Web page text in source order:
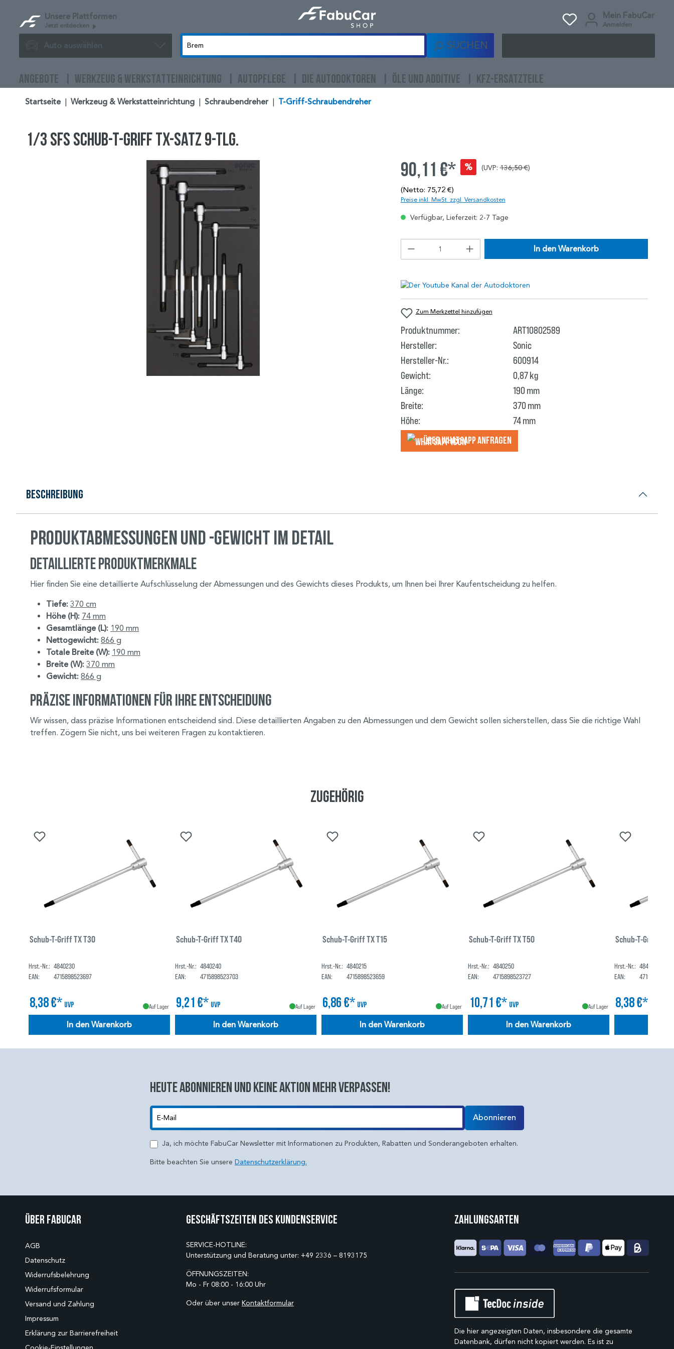
Unsere Plattformen
Jetzt entdecken
Mein FabuCar
Anmelden
Auto auswählen SUCHEN
ANGEBOTE WERKZEUG & WERKSTATTEINRICHTUNG AUTOPFLEGE DIE AUTODOKTOREN ÖLE UND ADDITIVE KFZ-ERSATZTEILE
Startseite Werkzeug & Werkstatteinrichtung Schraubendreher T-Griff-Schraubendreher
1/3 SFS Schub-T-Griff TX-Satz 9-tlg.
90,11 €* % (UVP:136,50 €)
(Netto: 75,72 €)
Preise inkl. MwSt. zzgl. Versandkosten
Verfügbar, Lieferzeit: 2-7 Tage
In den Warenkorb
Zum Merkzettel hinzufügen
Produktnummer:
ART10802589
Hersteller:
Sonic
Hersteller-Nr.:
600914
Gewicht:
0,87 kg
Länge:
190 mm
Breite:
370 mm
Höhe:
74 mm
Über WhatsApp anfragеn
Beschreibung
Produktabmessungen und -gewicht im Detail
Detaillierte Produktmerkmale
Hier finden Sie eine detaillierte Aufschlüsselung der Abmessungen und des Gewichts dieses Produkts, um Ihnen bei Ihrer Kaufentscheidung zu helfen.
Tiefe: 370 cm
Höhe (H): 74 mm
Gesamtlänge (L): 190 mm
Nettogewicht: 866 g
Totale Breite (W): 190 mm
Breite (W): 370 mm
Gewicht: 866 g
Präzise Informationen für Ihre Entscheidung
Wir wissen, dass präzise Informationen entscheidend sind. Diese detaillierten Angaben zu den Abmessungen und dem Gewicht sollen sicherstellen, dass Sie die richtige Wahl
treffen. Zögern Sie nicht, uns bei weiteren Fragen zu kontaktieren.
Zugehörig
Schub-T-Griff TX T30
Hrst.-Nr.: 4840230
EAN:
4715898523697
8,38 €* UVP Auf Lager
In den Warenkorb
Schub-T-Griff TX T40
Hrst.-Nr.: 4840240
EAN:
4715898523703
9,21 €* UVP Auf Lager
In den Warenkorb
Schub-T-Griff TX T15
Hrst.-Nr.: 4840215
EAN:
4715898523659
6,86 €* UVP Auf Lager
In den Warenkorb
Schub-T-Griff TX T50
Hrst.-Nr.: 4840250
EAN:
4715898523727
10,71 €* UVP Auf Lager
In den Warenkorb
Schub-T-Griff TX
Hrst.-Nr.: 4840225
EAN:
8,38 €*
Heute abonnieren und keine aktion mehr verpassen!
Abonnieren
Ja, ich möchte FabuCar Newsletter mit Informationen zu Produkten, Rabatten und Sonderangeboten erhalten.
Bitte beachten Sie unsere Datenschutzerklärung.
Über Fabucar
AGB
Datenschutz
Widerrufsbelehrung
Widerrufsformular
Versand und Zahlung
Impressum
Erklärung zur Barrierefreiheit
Geschäftszeiten des Kundenservice
SERVICE-HOTLINE:
Unterstützung und Beratung unter: +49 2336 – 8193175
ÖFFNUNGSZEITEN:
Mo - Fr 08:00 - 16:00 Uhr
Oder über unser Kontaktformular
Zahlungsarten
Die hier angezeigten Daten, insbesondere die gesamte
Datenbank, dürfen nicht kopiert werden. Es ist zu